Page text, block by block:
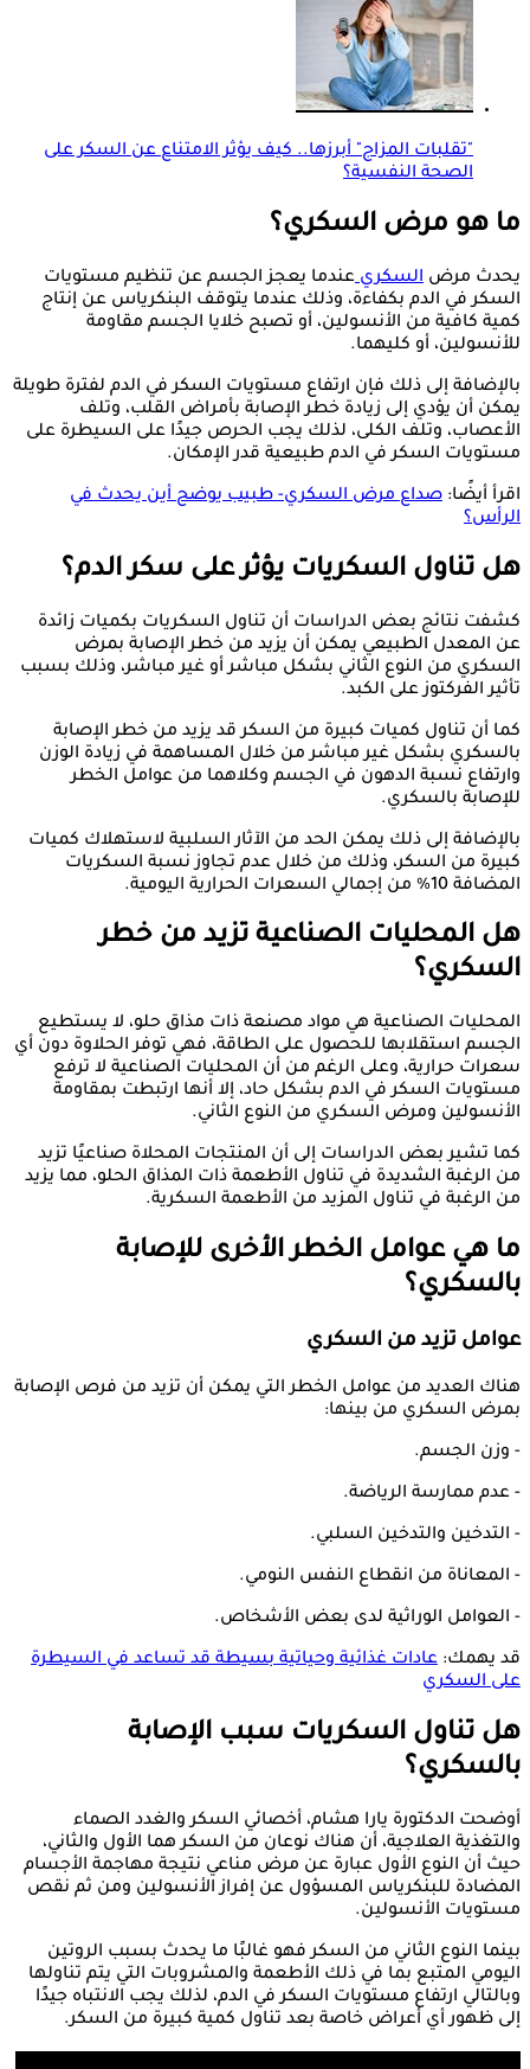
"تقلبات المزاج" أبرزها.. كيف يؤثر الامتناع عن السكر على
الصحة النفسية؟
ما هو مرض السكري؟
يحدث مرض السكريعندما يعجز الجسم عن تنظيم مستويات
السكر في الدم بكفاءة، وذلك عندما يتوقف البنكرياس عن إنتاج
كمية كافية من الأنسولين، أو تصبح خلايا الجسم مقاومة
للأنسولين، أو كليهما.
بالإضافة إلى ذلك فإن ارتفاع مستويات السكر في الدم لفترة طويلة
يمكن أن يؤدي إلى زيادة خطر الإصابة بأمراض القلب، وتلف
الأعصاب، وتلف الكلى، لذلك يجب الحرص جيدًا على السيطرة على
مستويات السكر في الدم طبيعية قدر الإمكان.
اقرأ أيضًا: صداع مرض السكري- طبيب يوضح أين يحدث في
الرأس؟
هل تناول السكريات يؤثر على سكر الدم؟
كشفت نتائج بعض الدراسات أن تناول السكريات بكميات زائدة
عن المعدل الطبيعي يمكن أن يزيد من خطر الإصابة بمرض
السكري من النوع الثاني بشكل مباشر أو غير مباشر، وذلك بسبب
تأثير الفركتوز على الكبد.
كما أن تناول كميات كبيرة من السكر قد يزيد من خطر الإصابة
بالسكري بشكل غير مباشر من خلال المساهمة في زيادة الوزن
وارتفاع نسبة الدهون في الجسم وكلاهما من عوامل الخطر
للإصابة بالسكري.
بالإضافة إلى ذلك يمكن الحد من الآثار السلبية لاستهلاك كميات
كبيرة من السكر، وذلك من خلال عدم تجاوز نسبة السكريات
المضافة 10% من إجمالي السعرات الحرارية اليومية.
هل المحليات الصناعية تزيد من خطر
السكري؟
المحليات الصناعية هي مواد مصنعة ذات مذاق حلو، لا يستطيع
الجسم استقلابها للحصول على الطاقة، فهي توفر الحلاوة دون أي
سعرات حرارية، وعلى الرغم من أن المحليات الصناعية لا ترفع
مستويات السكر في الدم بشكل حاد، إلا أنها ارتبطت بمقاومة
الأنسولين ومرض السكري من النوع الثاني.
كما تشير بعض الدراسات إلى أن المنتجات المحلاة صناعيًا تزيد
من الرغبة الشديدة في تناول الأطعمة ذات المذاق الحلو، مما يزيد
من الرغبة في تناول المزيد من الأطعمة السكرية.
ما هي عوامل الخطر الأخرى للإصابة
بالسكري؟
عوامل تزيد من السكري
هناك العديد من عوامل الخطر التي يمكن أن تزيد من فرص الإصابة
بمرض السكري من بينها:
- وزن الجسم.
- عدم ممارسة الرياضة.
- التدخين والتدخين السلبي.
- المعاناة من انقطاع النفس النومي.
- العوامل الوراثية لدى بعض الأشخاص.
قد يهمك: عادات غذائية وحياتية بسيطة قد تساعد في السيطرة
على السكري
هل تناول السكريات سبب الإصابة
بالسكري؟
أوضحت الدكتورة يارا هشام، أخصائي السكر والغدد الصماء
والتغذية العلاجية، أن هناك نوعان من السكر هما الأول والثاني،
حيث أن النوع الأول عبارة عن مرض مناعي نتيجة مهاجمة الأجسام
المضادة للبنكرياس المسؤول عن إفراز الأنسولين ومن ثم نقص
مستويات الأنسولين.
بينما النوع الثاني من السكر فهو غالبًا ما يحدث بسبب الروتين
اليومي المتبع بما في ذلك الأطعمة والمشروبات التي يتم تناولها
وبالتالي ارتفاع مستويات السكر في الدم، لذلك يجب الانتباه جيدًا
إلى ظهور أي أعراض خاصة بعد تناول كمية كبيرة من السكر.